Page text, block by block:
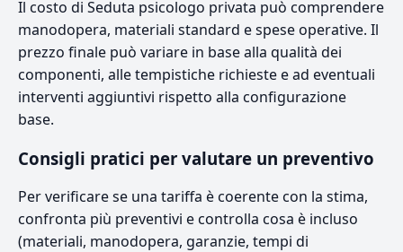
Il costo di Seduta psicologo privata può comprendere
manodopera, materiali standard e spese operative. Il
prezzo finale può variare in base alla qualità dei
componenti, alle tempistiche richieste e ad eventuali
interventi aggiuntivi rispetto alla configurazione
base.
Consigli pratici per valutare un preventivo
Per verificare se una tariffa è coerente con la stima,
confronta più preventivi e controlla cosa è incluso
(materiali, manodopera, garanzie, tempi di